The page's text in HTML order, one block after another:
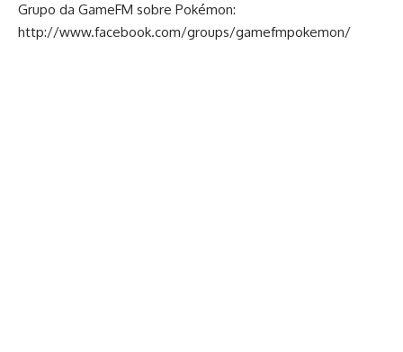
Grupo da GameFM sobre Pokémon:
http://www.facebook.com/groups/gamefmpokemon/